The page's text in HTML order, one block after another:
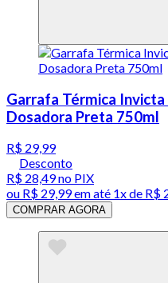
Garrafa Térmica
Dosadora Preta 750ml
R$ 29,99
Desconto
R$ 28,49no PIX
ou R$ 29,99em até 1x de R$
COMPRAR AGORA